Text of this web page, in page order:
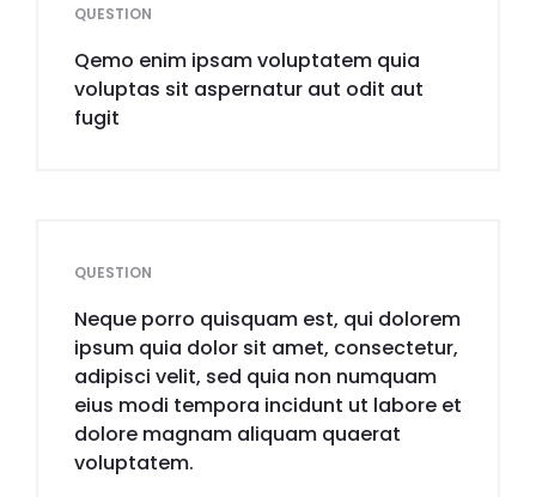
QUESTION
Qemo enim ipsam voluptatem quia
voluptas sit aspernatur aut odit aut
fugit
QUESTION
Neque porro quisquam est, qui dolorem
ipsum quia dolor sit amet, consectetur,
adipisci velit, sed quia non numquam
eius modi tempora incidunt ut labore et
dolore magnam aliquam quaerat
voluptatem.